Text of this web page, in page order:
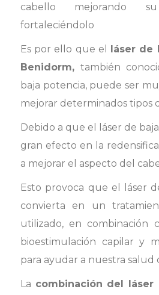
cabello mejorando
fortaleciéndolo
Es por ello que el láser de
Benidorm, también
baja potencia, puede ser
mejorar determinados tipos
Debido a que el láser de
gran efecto en la
a mejorar el aspecto del
Esto provoca que el láser
convierta en un
utilizado, en combinación
bioestimulación capilar y
para ayudar a nuestra salud
La combinación del láser